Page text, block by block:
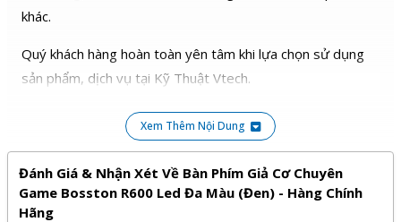
khác.
Quý khách hàng hoàn toàn yên tâm khi lựa chọn sử dụng
sản phẩm, dịch vụ tại Kỹ Thuật Vtech.
Xem Thêm Nội Dung
Đánh Giá & Nhận Xét Về Bàn Phím Giả Cơ Chuyên
Game Bosston R600 Led Đa Màu (Đen) - Hàng Chính
Hãng